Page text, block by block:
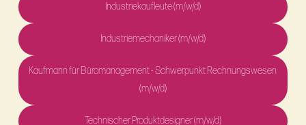
Industriekaufleute (m/w/d)
Industriemechaniker (m/w/d)
Kaufmann für Büromanagement - Schwerpunkt Rechnungswesen
(m/w/d)
Technischer Produktdesigner (m/w/d)